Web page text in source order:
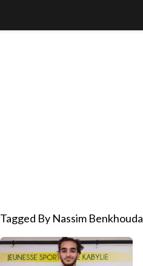
Tagged By Nassim Benkhouda